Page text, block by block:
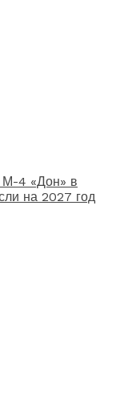
М-4 «Дон» в
на 2027 год